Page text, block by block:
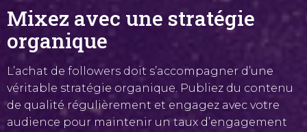
Mixez avec une stratégie
organique
L’achat de followers doit s’accompagner d’une
véritable stratégie organique. Publiez du contenu
de qualité régulièrement et engagez avec votre
audience pour maintenir un taux d’engagement